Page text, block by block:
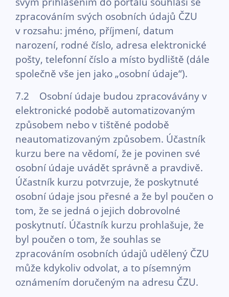
zpracováním svých osobních údajů ČZU
v rozsahu: jméno, příjmení, datum
narození, rodné číslo, adresa elektronické
pošty, telefonní číslo a místo bydliště (dále
společně vše jen jako „osobní údaje“).
7.2 Osobní údaje budou zpracovávány v
elektronické podobě automatizovaným
způsobem nebo v tištěné podobě
neautomatizovaným způsobem. Účastník
kurzu bere na vědomí, že je povinen své
osobní údaje uvádět správně a pravdivě.
Účastník kurzu potvrzuje, že poskytnuté
osobní údaje jsou přesné a že byl poučen o
tom, že se jedná o jejich dobrovolné
poskytnutí. Účastník kurzu prohlašuje, že
byl poučen o tom, že souhlas se
zpracováním osobních údajů udělený ČZU
může kdykoliv odvolat, a to písemným
oznámením doručeným na adresu ČZU.